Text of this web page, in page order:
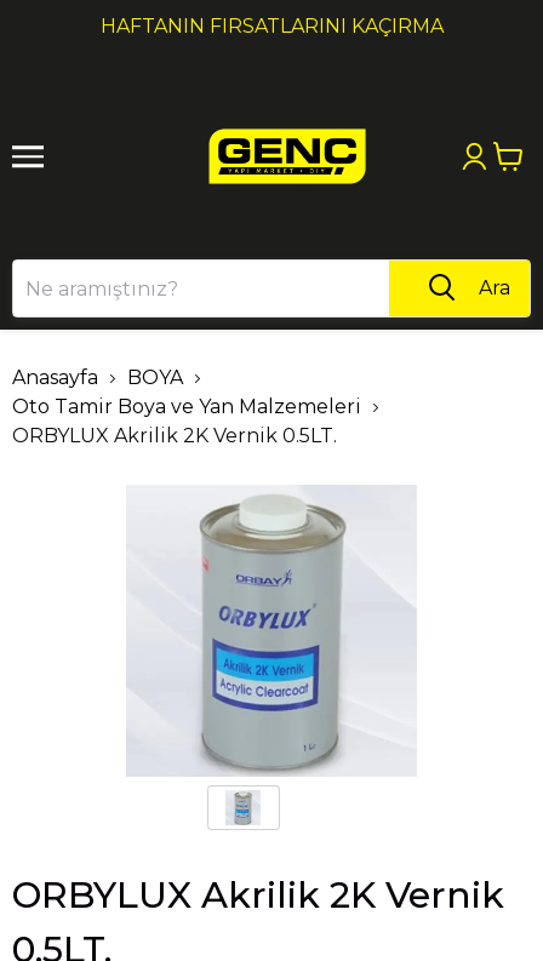
HAFTANIN FIRSATLARINI KAÇIRMA
1 2
Ara
Anasayfa
BOYA
Oto Tamir Boya ve Yan Malzemeleri
ORBYLUX Akrilik 2K Vernik 0.5LT.
ORBYLUX Akrilik 2K Vernik
0.5LT.